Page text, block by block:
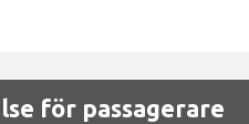
för passagerare